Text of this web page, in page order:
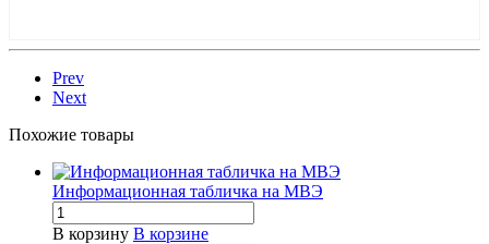
Prev
Next
Похожие товары
Информационная табличка на МВЭ
В корзину В корзине